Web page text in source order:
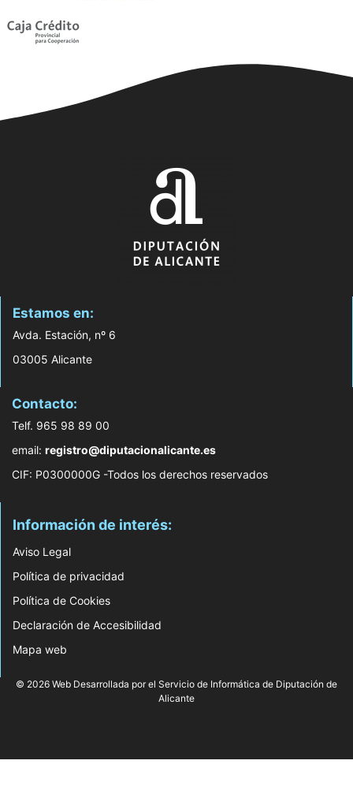
Estamos en:
Avda. Estación, nº 6
03005 Alicante
Contacto:
Telf. 965 98 89 00
email: registro@diputacionalicante.es
CIF: P0300000G -Todos los derechos reservados
Información de interés:
Aviso Legal
Política de privacidad
Política de Cookies
Declaración de Accesibilidad
Mapa web
© 2026 Web Desarrollada por el Servicio de Informática de Diputación de
Alicante